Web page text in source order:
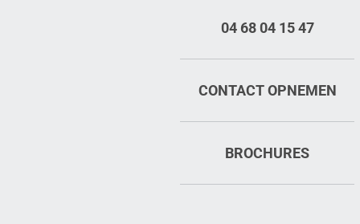
04 68 04 15 47
CONTACT OPNEMEN
BROCHURES